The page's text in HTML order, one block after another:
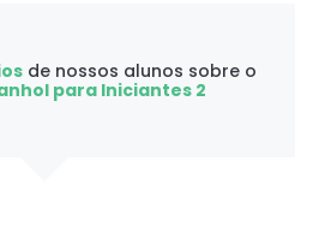
de nossos alunos sobre o
para Iniciantes 2